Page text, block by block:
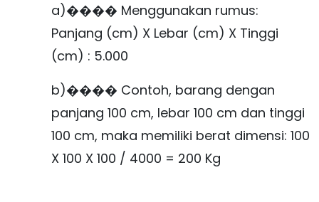
a)���� Menggunakan rumus:
Panjang (cm) X Lebar (cm) X Tinggi
(cm) : 5.000
b)���� Contoh, barang dengan
panjang 100 cm, lebar 100 cm dan tinggi
100 cm, maka memiliki berat dimensi: 100
X 100 X 100 / 4000 = 200 Kg